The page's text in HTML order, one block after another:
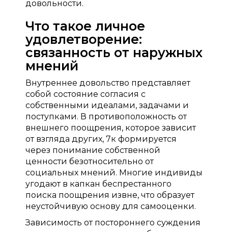
довольности.
Что такое личное
удовлетворение:
связанность от наружных
мнений
Внутреннее довольство представляет
собой состояние согласия с
собственными идеалами, задачами и
поступками. В противоположность от
внешнего поощрения, которое зависит
от взгляда других, 7к формируется
через понимание собственной
ценности безотносительно от
социальных мнений. Многие индивиды
угодают в капкан беспрестанного
поиска поощрения извне, что образует
неустойчивую основу для самооценки.
Зависимость от постороннего суждения